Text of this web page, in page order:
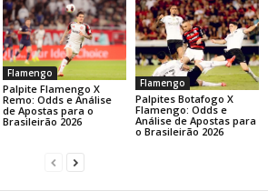
Flamengo
Palpite Flamengo X
Remo: Odds e Análise
de Apostas para o
Brasileirão 2026
Flamengo
Palpites Botafogo X
Flamengo: Odds e
Análise de Apostas para
o Brasileirão 2026